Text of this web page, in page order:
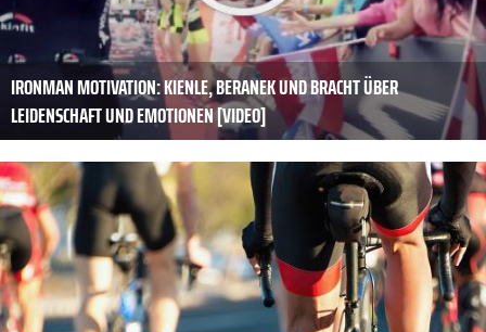
IRONMAN MOTIVATION: KIENLE, BERANEK UND BRACHT ÜBER
LEIDENSCHAFT UND EMOTIONEN [VIDEO]